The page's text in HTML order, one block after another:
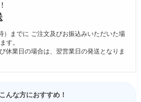
までに ご注文及びお振込みいただいた場
す。
休業日の場合は、翌営業日の発送となりま
こんな方におすすめ！